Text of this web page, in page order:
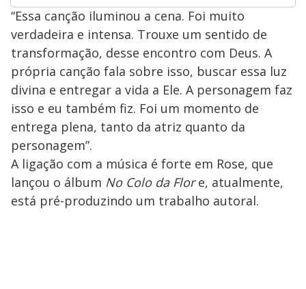
“Essa canção iluminou a cena. Foi muito
verdadeira e intensa. Trouxe um sentido de
transformação, desse encontro com Deus. A
própria canção fala sobre isso, buscar essa luz
divina e entregar a vida a Ele. A personagem faz
isso e eu também fiz. Foi um momento de
entrega plena, tanto da atriz quanto da
personagem”.
A ligação com a música é forte em Rose, que
lançou o álbum No Colo da Flore, atualmente,
está pré-produzindo um trabalho autoral.